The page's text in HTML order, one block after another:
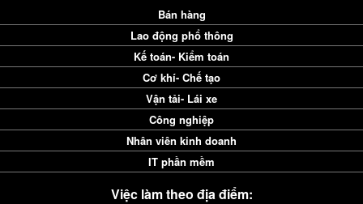
Bán hàng
Lao động phổ thông
Kế toán- Kiểm toán
Cơ khí- Chế tạo
Vận tải- Lái xe
Công nghiệp
Nhân viên kinh doanh
IT phần mềm
Việc làm theo địa điểm: